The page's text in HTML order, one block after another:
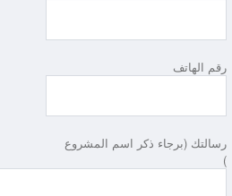
رقم الهاتف
رسالتك (برجاء ذكر اسم المشروع
)